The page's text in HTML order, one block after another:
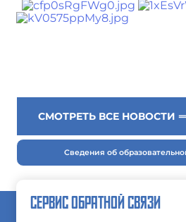
СМОТРЕТЬ ВСЕ НОВОСТИ
Сведения об
СЕРВИС ОБРАТНОЙ СВЯЗИ